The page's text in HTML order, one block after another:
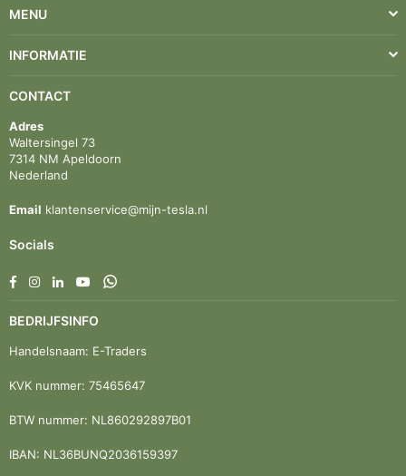
MENU
INFORMATIE
CONTACT
Adres
Waltersingel 73
7314 NM Apeldoorn
Nederland
Email klantenservice@mijn-tesla.nl
Socials
FacebookInstagram
LinkedinYouTubeWhatsapp
BEDRIJFSINFO
Handelsnaam: E-Traders
KVK nummer: 75465647
BTW nummer: NL860292897B01
IBAN: NL36BUNQ2036159397